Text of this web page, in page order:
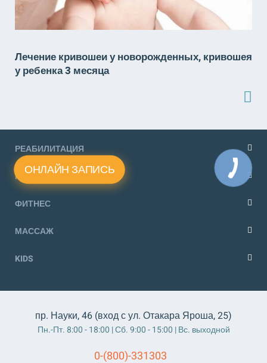
Лечение кривошеи у новорожденных, кривошея
у ребенка 3 месяца
РЕАБИЛИТАЦИЯ
МЕДИЦИНА
ФИТНЕС
МАССАЖ
KIDS
пр. Науки, 46 (вход с ул. Отакара Яроша, 25)
Пн.-Пт. 8:00 - 18:00 | Сб. 9:00 - 15:00 | Вс. выходной
0-(800)-331303
ОНЛАЙН ЗАПИСЬ